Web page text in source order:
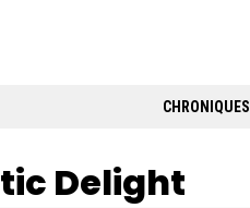
CHRONIQUES
Delight